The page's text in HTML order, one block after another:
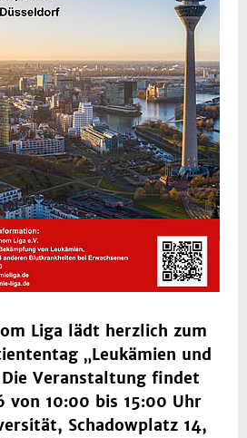
Liga lädt herzlich zum
„Leukämien und
Die Veranstaltung findet
von 10:00 bis 15:00 Uhr
Schadowplatz 14,